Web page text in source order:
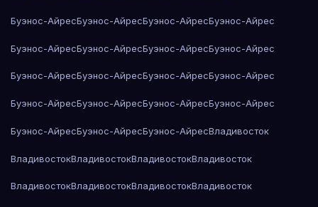
Буэнос-АйресБуэнос-АйресБуэнос-АйресБуэнос-Айрес
Буэнос-АйресБуэнос-АйресБуэнос-АйресБуэнос-Айрес
Буэнос-АйресБуэнос-АйресБуэнос-АйресБуэнос-Айрес
Буэнос-АйресБуэнос-АйресБуэнос-АйресБуэнос-Айрес
Буэнос-АйресБуэнос-АйресБуэнос-АйресВладивосток
ВладивостокВладивостокВладивостокВладивосток
ВладивостокВладивостокВладивостокВладивосток